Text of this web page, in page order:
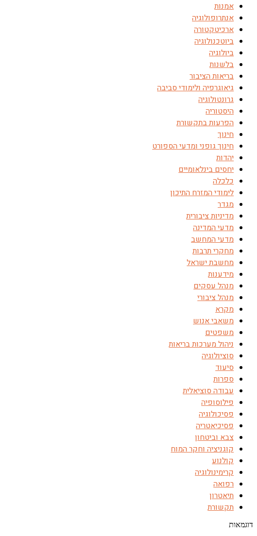
אמנות
אנתרופולוגיה
ארכיטקטורה
ביוטכנולוגיה
ביולוגיה
בלשנות
בריאות הציבור
גיאוגרפיה ולימודי סביבה
גרונטולוגיה
היסטוריה
הפרעות בתקשורת
חינוך
חינוך גופני ומדעי הספורט
יהדות
יחסים בינלאומיים
כלכלה
לימודי המזרח התיכון
מגדר
מדיניות ציבורית
מדעי המדינה
מדעי המחשב
מחקרי תרבות
מחשבת ישראל
מידענות
מנהל עסקים
מנהל ציבורי
מקרא
משאבי אנוש
משפטים
ניהול מערכות בריאות
סוציולוגיה
סיעוד
ספרות
עבודה סוציאלית
פילוסופיה
פסיכולוגיה
פסיכיאטריה
צבא וביטחון
קוגניציה וחקר המוח
קולנוע
קרימינולוגיה
רפואה
תיאטרון
תקשורת
דוגמאות